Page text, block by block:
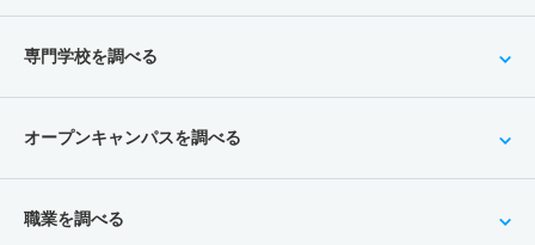
専門学校を調べる
オープンキャンパスを調べる
職業を調べる